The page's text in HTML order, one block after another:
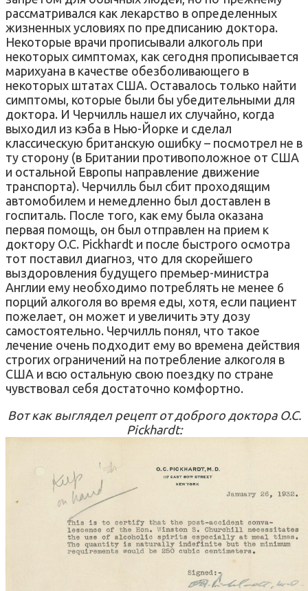
рассматривался как лекарство в определенных
жизненных условиях по предписанию доктора.
Некоторые врачи прописывали алкоголь при
некоторых симптомах, как сегодня прописывается
марихуана в качестве обезболивающего в
некоторых штатах США. Оставалось только найти
симптомы, которые были бы убедительными для
доктора. И Черчилль нашел их случайно, когда
выходил из кэба в Нью-Йорке и сделал
классическую британскую ошибку – посмотрел не в
ту сторону (в Британии противоположное от США
и остальной Европы направление движение
транспорта). Черчилль был сбит проходящим
автомобилем и немедленно был доставлен в
госпиталь. После того, как ему была оказана
первая помощь, он был отправлен на прием к
доктору O.C. Pickhardt и после быстрого осмотра
тот поставил диагноз, что для скорейшего
выздоровления будущего премьер-министра
Англии ему необходимо потреблять не менее 6
порций алкоголя во время еды, хотя, если пациент
пожелает, он может и увеличить эту дозу
самостоятельно. Черчилль понял, что такое
лечение очень подходит ему во времена действия
строгих ограничений на потребление алкоголя в
США и всю остальную свою поездку по стране
чувствовал себя достаточно комфортно.
Вот как выглядел рецепт от доброго доктора O.C.
Pickhardt: